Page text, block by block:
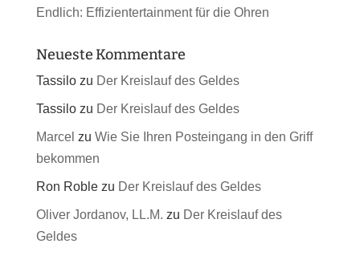
Endlich: Effizientertainment für die Ohren
Neueste Kommentare
Tassilozu Der Kreislauf des Geldes
Tassilozu Der Kreislauf des Geldes
Marcel zu Wie Sie Ihren Posteingang in den Griff
bekommen
Ron Roblezu Der Kreislauf des Geldes
Oliver Jordanov, LL.M. zu Der Kreislauf des
Geldes